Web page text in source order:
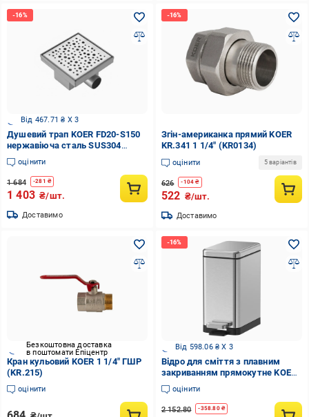
Від 467.71 ₴ X 3
Душевий трап KOER FD20-S150
нержавіюча сталь SUS304
(KR3282)
оцінити
1 684 -281 ₴
1 403 ₴/шт.
Доставимо
Згін-американка прямий KOER
KR.341 1 1/4" (KR0134)
оцінити 5 варіантів
626 -104 ₴
522 ₴/шт.
Доставимо
Безкоштовна доставка
в поштомати Епіцентр
Кран кульовий KOER 1 1/4" ГШР
(KR.215)
оцінити
Від 598.06 ₴ X 3
Відро для сміття з плавним
закриванням прямокутне KOER
TC-010210-02 10 л Неіржавіюча
сталь (KR5597)
оцінити
2 152.80 -358.80₴